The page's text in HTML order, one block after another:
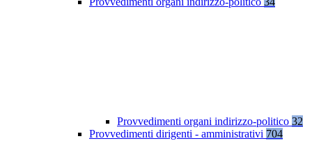
Provvedimenti organi indirizzo-politico 32
Provvedimenti dirigenti - amministrativi 704